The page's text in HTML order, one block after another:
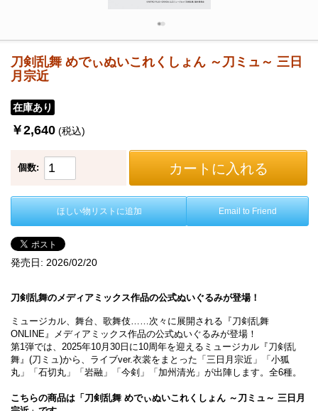
刀剣乱舞 めでぃぬいこれくしょん ～刀ミュ～ 三日
月宗近
在庫あり
￥2,640 (税込)
個数: カートに入れる
ほしい物リストに追加 Email to Friend
発売日: 2026/02/20
刀剣乱舞のメディアミックス作品の公式ぬいぐるみが登場！
ミュージカル、舞台、歌舞伎……次々に展開される『刀剣乱舞
ONLINE』メディアミックス作品の公式ぬいぐるみが登場！
第1弾では、2025年10月30日に10周年を迎えるミュージカル『刀剣乱
舞』(刀ミュ)から、ライブver.衣裳をまとった「三日月宗近」「小狐
丸」「石切丸」「岩融」「今剣」「加州清光」が出陣します。全6種。
こちらの商品は「刀剣乱舞 めでぃぬいこれくしょん ～刀ミュ～ 三日月